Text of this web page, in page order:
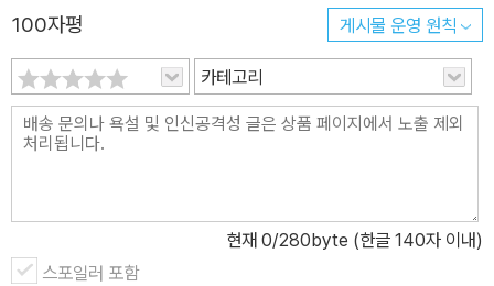
고를 ‘지배’하고 있다. 관련하여 많은 논쟁이 있었으나 이 가설을 주장
njamin Lee Whorf)가 정리한 서피어-워프 가설은 오늘날에는 전
면적으로 받아들여지지는 않고 있다. 언어와 사고의 지배종속 관계나
선후관계가 증명 가능한 성질의 것이 아니라는 것 때문이다. 그러나
아 있다. 기실 현대의 언어학자가 과거를 거슬러 올라가 언어의 원형
과 사회 문화의 탄생 순간을 관찰하는 것은 불가능하다. 그러나 그 순
100자평 게시물 운영 원칙
카테고리
현재 0/280byte (한글 140자 이내)
스포일러 포함